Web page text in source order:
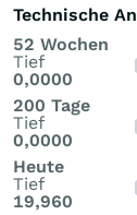
Technische
52 Wochen
Tief
0,0000
200 Tage
Tief
0,0000
Heute
Tief
19,960